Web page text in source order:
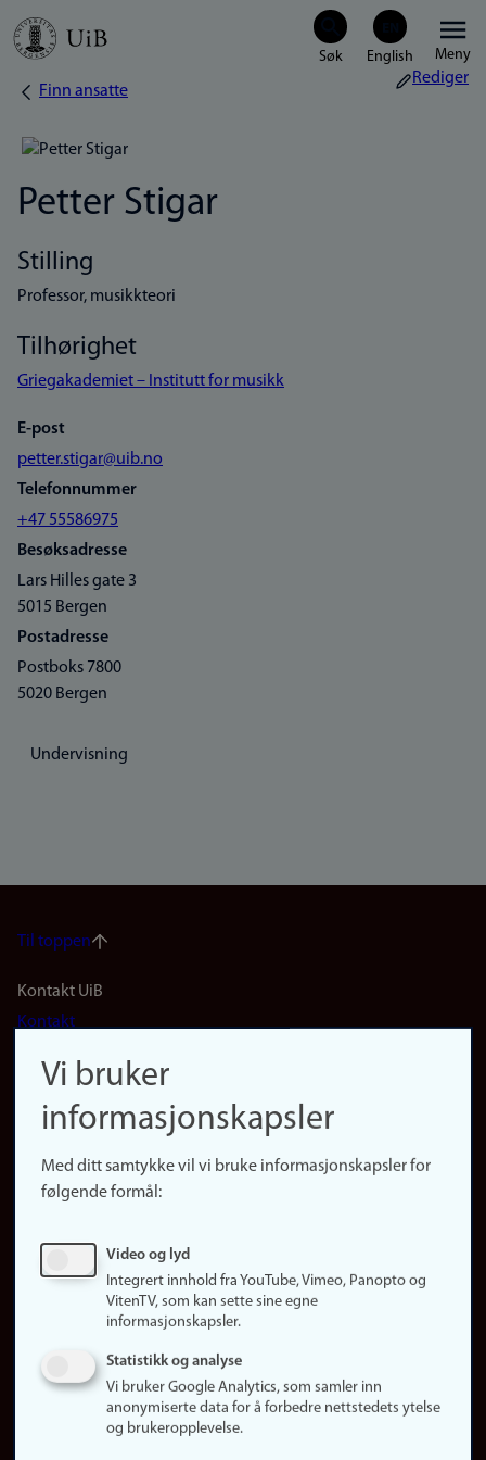
Hopp
Meny
Navigasjonssti
Finn ansatte
Rediger
Petter Stigar
Stilling
Professor, musikkteori
Tilhørighet
Griegakademiet – Institutt for musikk
E-post
petter.stigar@uib.no
Telefonnummer
+47 55586975
Besøksadresse
Lars Hilles gate 3
5015 Bergen
Postadresse
Postboks 7800
5020 Bergen
Undervisning
Til toppen
Footer
(no)
Kontakt UiB
Kontakt
Finn forsker
Presse
Finn studier
Ledige stillinger
Om nettstedet
Informasjonskapsler
Vi bruker
informasjonskapsler
Med ditt samtykke vil vi bruke informasjonskapsler for
følgende formål:
Video og lyd
Integrert innhold fra YouTube, Vimeo, Panopto og
VitenTV, som kan sette sine egne
informasjonskapsler.
Statistikk og analyse
Vi bruker Google Analytics, som samler inn
anonymiserte data for å forbedre nettstedets ytelse
og brukeropplevelse.